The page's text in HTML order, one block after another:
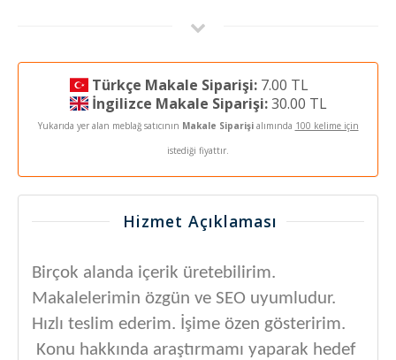
Türkçe Makale Siparişi:7.00 TL
İngilizce Makale Siparişi:30.00 TL
Yukarıda yer alan meblağ satıcının Makale Siparişialımında 100 kelime için
istediği fiyattır.
Hizmet Açıklaması
Birçok alanda içerik üretebilirim.
Makalelerimin özgün ve SEO uyumludur.
Hızlı teslim ederim. İşime özen gösteririm.
Konu hakkında araştırmamı yaparak hedef